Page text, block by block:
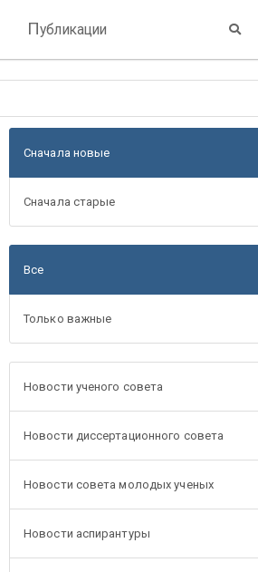
Публикации
Сначала новые
Сначала старые
Все
Только важные
Новости ученого совета
Новости диссертационного совета
Новости совета молодых ученых
Новости аспирантуры